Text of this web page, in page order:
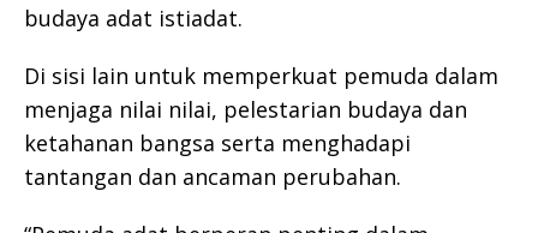
budaya adat istiadat.
Di sisi lain untuk memperkuat pemuda dalam
menjaga nilai nilai, pelestarian budaya dan
ketahanan bangsa serta menghadapi
tantangan dan ancaman perubahan.